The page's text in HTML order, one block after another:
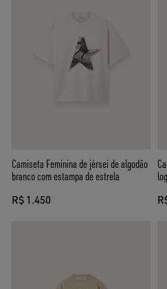
Camiseta Feminina de jérsei de algodão
branco com estampa de estrela
R$ 1.450